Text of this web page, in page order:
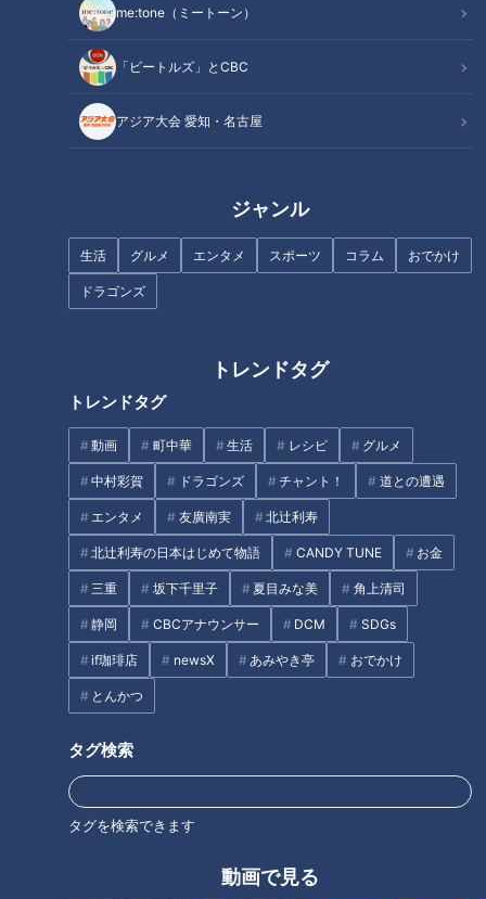
me:tone（ミートーン）
「ビートルズ」とCBC
アジア大会 愛知・名古屋
ジャンル
生活 グルメ エンタメ スポーツ コラム おでかけ
ドラゴンズ
トレンドタグ
トレンドタグ
動画 町中華 生活 レシピ グルメ
中村彩賀 ドラゴンズ チャント！ 道との遭遇
エンタメ 友廣南実 北辻利寿
北辻利寿の日本はじめて物語 CANDY TUNE お金
三重 坂下千里子 夏目みな美 角上清司
静岡 CBCアナウンサー DCM SDGs
if珈琲店 newsX あみやき亭 おでかけ
とんかつ
タグ検索
タグを検索できます
動画で見る
先輩後輩関係無く交流を図る岡林選手、意外と笑う子の上
林選手
「早く野球がしたい」上林選手、「復帰するって嘘ついて
先輩後輩関係無く交流を図る岡林選手、意外と笑
「サンデードラゴンズ」より上林誠知選手(C)CBCテレビ
密着1日目：岡林選手は練習メニューをこなすなか、ルーキー
花田旭選手のもとへ向かうと何やら身振り手振りで指導してい
る。どういった内容だったかを花田選手に尋ねると。
花田選手「ちょっとショートスローに不安があるので、聞いて
みたところ、克服の仕方や練習方法を教えてもらいました。岡
ら同じポジションの僕にもしっかり教えてくれたりとか考えて